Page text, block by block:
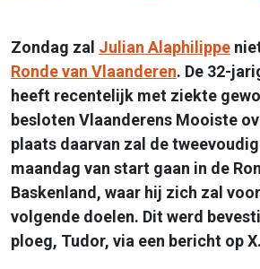
Zondag zal Julian Alaphilippe
Ronde van Vlaanderen. De 32-
heeft recentelijk met ziekte
besloten Vlaanderens Mooiste
plaats daarvan zal de
maandag van start gaan in de
Baskenland, waar hij zich zal
volgende doelen. Dit werd
ploeg, Tudor, via een bericht op X.